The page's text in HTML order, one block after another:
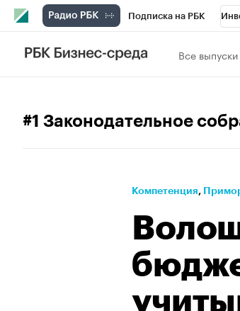
Подписка на РБК
Телеканал Все выпуски
#1 Законодательное
Компетенция⁠,